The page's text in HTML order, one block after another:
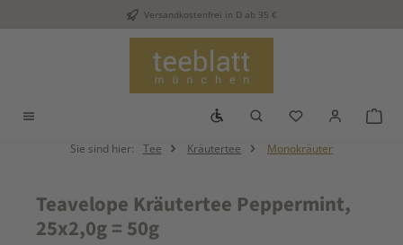
Zum Hauptinhalt springenVersandkostenfrei in D ab 35 €
Werkzeugleiste anzeigen
Du hast 0
Sie sind hier: Tee Kräutertee Monokräuter
Teavelope Kräutertee Peppermint,
25x2,0g = 50g